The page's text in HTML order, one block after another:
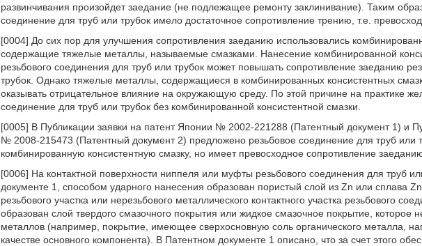
развинчивания произойдет заедание (не подлежащее ремонту заклинивание). Таким
соединение для труб или трубок имело достаточное сопротивление трению, т.е.
[0004] До сих пор для улучшения сопротивления заеданию использовались
содержащие тяжелые металлы, называемые смазками. Нанесение комбинированной
резьбового соединения для труб или трубок может повышать сопротивление заеданию
трубок. Однако тяжелые металлы, содержащиеся в комбинированных консистентных
оказывать отрицательное влияние на окружающую среду. По этой причине на практике
соединение для труб или трубок без комбинированной консистентной смазки.
[0005] В Публикации заявки на патент Японии № 2002-221288 (Патентный документ 1) и
№ 2008-215473 (Патентный документ 2) предложено резьбовое соединение для труб или
комбинированную консистентную смазку, но имеет превосходное сопротивление
[0006] На контактной поверхности ниппеля или муфты резьбового соединения для труб
документе 1, способом ударного нанесения образован пористый слой из Zn или сплава
резьбового участка или нерезьбового металлического контактного участка резьбового
образован слой твердого смазочного покрытия или жидкое смазочное покрытие, которое
металлов (например, покрытие, имеющее сверхосновную соль органического металла,
качестве основного компонента). В Патентном документе 1 описано, что за счет этого